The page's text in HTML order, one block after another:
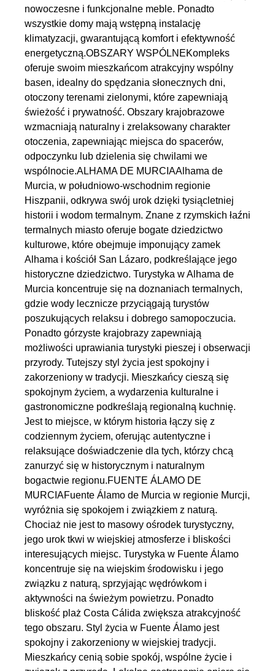
nowoczesne i funkcjonalne meble. Ponadto
wszystkie domy mają wstępną instalację
klimatyzacji, gwarantującą komfort i efektywność
energetyczną.OBSZARY WSPÓLNEKompleks
oferuje swoim mieszkańcom atrakcyjny wspólny
basen, idealny do spędzania słonecznych dni,
otoczony terenami zielonymi, które zapewniają
świeżość i prywatność. Obszary krajobrazowe
wzmacniają naturalny i zrelaksowany charakter
otoczenia, zapewniając miejsca do spacerów,
odpoczynku lub dzielenia się chwilami we
wspólnocie.ALHAMA DE MURCIAAlhama de
Murcia, w południowo-wschodnim regionie
Hiszpanii, odkrywa swój urok dzięki tysiącletniej
historii i wodom termalnym. Znane z rzymskich łaźni
termalnych miasto oferuje bogate dziedzictwo
kulturowe, które obejmuje imponujący zamek
Alhama i kościół San Lázaro, podkreślające jego
historyczne dziedzictwo. Turystyka w Alhama de
Murcia koncentruje się na doznaniach termalnych,
gdzie wody lecznicze przyciągają turystów
poszukujących relaksu i dobrego samopoczucia.
Ponadto górzyste krajobrazy zapewniają
możliwości uprawiania turystyki pieszej i obserwacji
przyrody. Tutejszy styl życia jest spokojny i
zakorzeniony w tradycji. Mieszkańcy cieszą się
spokojnym życiem, a wydarzenia kulturalne i
gastronomiczne podkreślają regionalną kuchnię.
Jest to miejsce, w którym historia łączy się z
codziennym życiem, oferując autentyczne i
relaksujące doświadczenie dla tych, którzy chcą
zanurzyć się w historycznym i naturalnym
bogactwie regionu.FUENTE ÁLAMO DE
MURCIAFuente Álamo de Murcia w regionie Murcji,
wyróżnia się spokojem i związkiem z naturą.
Chociaż nie jest to masowy ośrodek turystyczny,
jego urok tkwi w wiejskiej atmosferze i bliskości
interesujących miejsc. Turystyka w Fuente Álamo
koncentruje się na wiejskim środowisku i jego
związku z naturą, sprzyjając wędrówkom i
aktywności na świeżym powietrzu. Ponadto
bliskość plaż Costa Cálida zwiększa atrakcyjność
tego obszaru. Styl życia w Fuente Álamo jest
spokojny i zakorzeniony w wiejskiej tradycji.
Mieszkańcy cenią sobie spokój, wspólne życie i